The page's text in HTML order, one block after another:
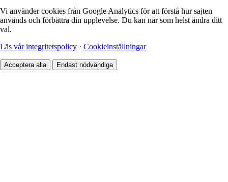
Vi använder cookies från Google Analytics för att förstå hur sajten
används och förbättra din upplevelse. Du kan när som helst ändra ditt
val.
Läs vår integritetspolicy · Cookieinställningar
Acceptera alla Endast nödvändiga